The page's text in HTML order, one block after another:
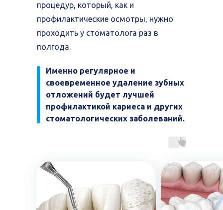
Именно регулярное и
своевременное удаление зубных
отложений будет лучшей
профилактикой кариеса и других
стоматологических заболеваний.
процедур, который, как и
профилактические осмотры, нужно
проходить у стоматолога раз в
полгода.